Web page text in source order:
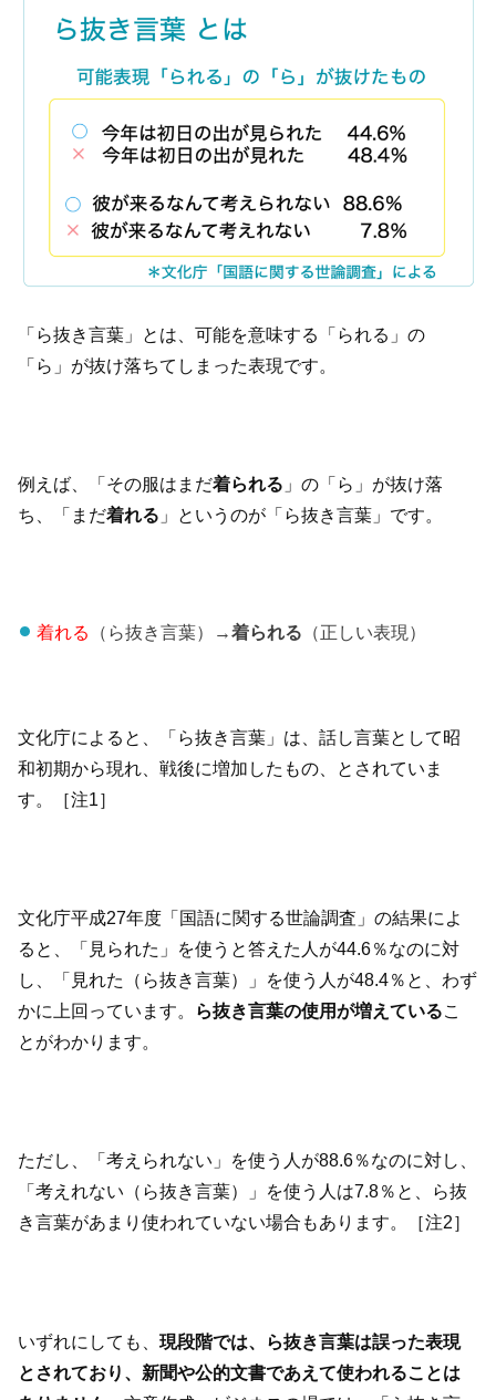
「ら抜き言葉」とは、可能を意味する「られる」の
「ら」が抜け落ちてしまった表現です。
例えば、「その服はまだ着られる 」の「ら」が抜け落
ち、「まだ着れる 」というのが「ら抜き言葉」です。
着れる （ら抜き言葉）→着られる （正しい表現）
文化庁によると、「ら抜き言葉」は、話し言葉として昭
和初期から現れ、戦後に増加したもの、とされていま
す。［注1］
文化庁平成27年度「国語に関する世論調査」の結果によ
ると、「見られた」を使うと答えた人が44.6％なのに対
し、「見れた（ら抜き言葉）」を使う人が48.4％と、わず
かに上回っています。 ら抜き言葉の使用が増えているこ
とがわかります。
ただし、「考えられない」を使う人が88.6％なのに対し、
「考えれない（ら抜き言葉）」を使う人は7.8％と、ら抜
き言葉があまり使われていない場合もあります。［注2］
いずれにしても、現段階では、ら抜き言葉は誤った表現
とされており、新聞や公的文書であえて使われることは